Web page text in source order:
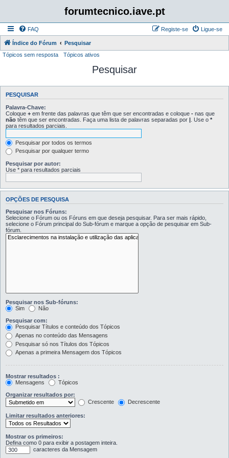
forumtecnico.iave.pt
FAQ Ligue-se
Registe-se
Índice do Fórum
Pesquisar
Tópicos sem resposta
Tópicos ativos
Pesquisar
PESQUISAR
Palavra-Chave:
Coloque + em frente das palavras que têm que ser encontradas e coloque - nas que
não têm que ser encontradas. Faça uma lista de palavras separadas por | . Use o *
para resultados parciais.
Pesquisar por todos os termos
Pesquisar por qualquer termo
Pesquisar por autor:
Use * para resultados parciais
OPÇÕES DE PESQUISA
Pesquisar nos Fóruns:
Selecione o Fórum ou os Fóruns em que deseja pesquisar. Para ser mais rápido,
selecione o Fórum principal do Sub-fórum e marque a opção de pesquisar em Sub-
fórum.
Pesquisar nos Sub-fóruns:
Sim
Não
Pesquisar com:
Pesquisar Títulos e conteúdo dos Tópicos
Apenas no conteúdo das Mensagens
Pesquisar só nos Títulos dos Tópicos
Apenas a primeira Mensagem dos Tópicos
Mostrar resultados :
Mensagens
Tópicos
Organizar resultados por:
Crescente
Decrescente
Limitar resultados anteriores:
Mostrar os primeiros:
Defina como 0 para exibir a postagem inteira.
caracteres da Mensagem